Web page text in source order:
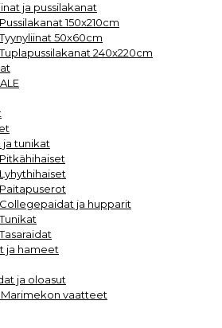
ja pussilakanat
Pussilakanat 150x210cm
Tyynyliinat 50x60cm
Tuplapussilakanat 240x220cm
ja tunikat
Pitkähihaiset
Lyhythihaiset
Paitapuserot
Collegepaidat ja hupparit
Tunikat
Tasaraidat
ja hameet
ja oloasut
Marimekon vaatteet